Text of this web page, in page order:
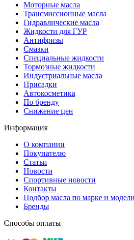
Моторные масла
Трансмиссионные масла
Гидравлические масла
Жидкости для ГУР
Антифризы
Смазки
Специальные жидкости
Тормозные жидкости
Индустриальные масла
Присадки
Автокосметика
По бренду
Снижение цен
Информация
О компании
Покупателю
Статьи
Новости
Спортивные новости
Контакты
Подбор масла по марке и модели
Бренды
Способы оплаты